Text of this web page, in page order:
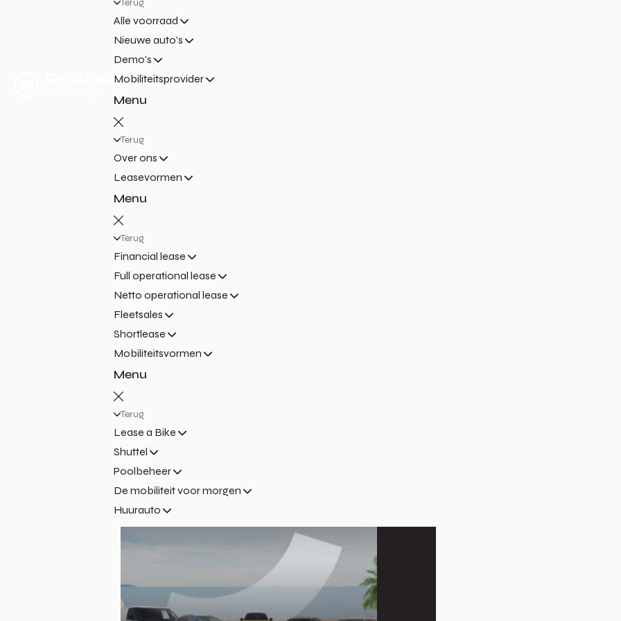
Terug
Alle voorraad
Nieuwe auto's
Demo's
Mobiliteitsprovider
Menu
Terug
Over ons
Leasevormen
Menu
Terug
Financial lease
Full operational lease
Netto operational lease
Fleetsales
Shortlease
Mobiliteitsvormen
Menu
Terug
Lease a Bike
Shuttel
Poolbeheer
De mobiliteit voor morgen
Huurauto